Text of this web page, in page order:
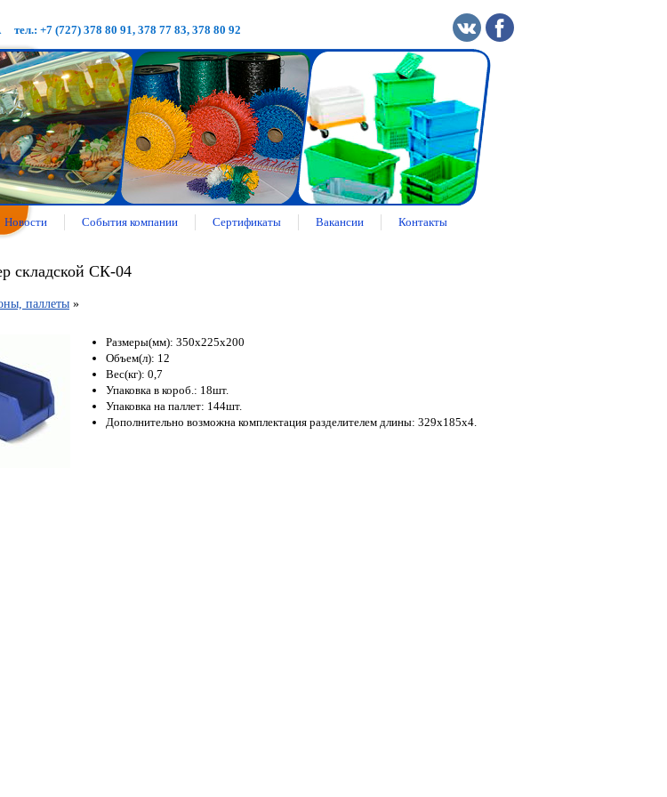
тел.: +7 (727) 378 80 91, 378 77 83, 378 80 92
Новости События компании Сертификаты Вакансии Контакты
складской СК-04
паллеты »
Размеры(мм): 350х225х200
Объем(л): 12
Вес(кг): 0,7
Упаковка в короб.: 18шт.
Упаковка на паллет: 144шт.
Дополнительно возможна комплектация разделителем длины: 329х185х4.